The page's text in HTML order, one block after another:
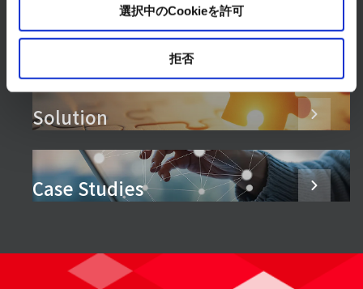
選択中のCookieを許可
拒否
Products & Services
Solution
Case Studies